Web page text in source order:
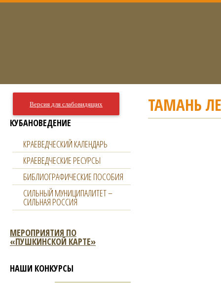
ТАМАНЬ
Версия для слабовидящих
КУБАНОВЕДЕНИЕ
КРАЕВЕДЧЕСКИЙ КАЛЕНДАРЬ
КРАЕВЕДЧЕСКИЕ РЕСУРСЫ
БИБЛИОГРАФИЧЕСКИЕ ПОСОБИЯ
СИЛЬНЫЙ МУНИЦИПАЛИТЕТ –
СИЛЬНАЯ РОССИЯ
МЕРОПРИЯТИЯ ПО
«ПУШКИНСКОЙ КАРТЕ»
НАШИ КОНКУРСЫ